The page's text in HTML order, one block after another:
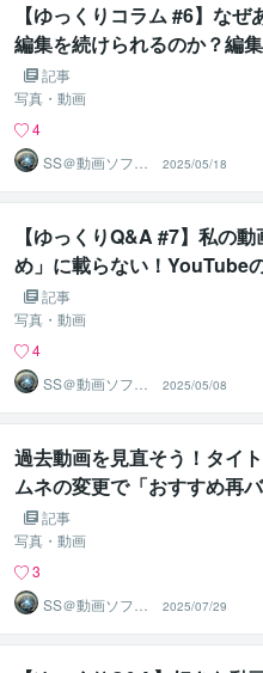
【ゆっくりコラム #6】なぜ
編集を続けられるのか？編
い人」の3つの習慣を紹介し
と続かない人の決定的な違い
継続できる心構えのコツを紹
記事
写真・動画
4
SS＠動画ソフト
ウェアエンジニ
ア
2025/05/18
【ゆっくりQ&A #7】私の
め」に載らない！YouTube
る方法を知っていますか？
を学ぶだけで、あなたの動画
生されるようになるんです！
記事
写真・動画
4
SS＠動画ソフト
ウェアエンジニ
ア
2025/05/08
過去動画を見直そう！タイ
ムネの変更で「おすすめ再
【ゆっくりSEO】
記事
写真・動画
3
SS＠動画ソフト
ウェアエンジニ
ア
2025/07/29